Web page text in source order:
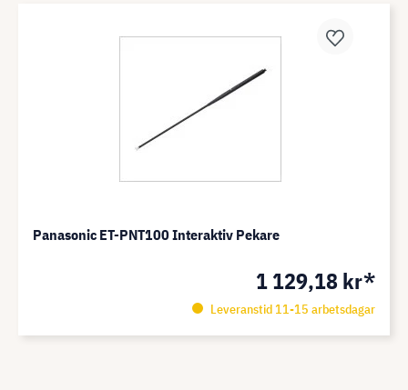
Panasonic ET-PNT100 Interaktiv Pekare
1 129,18 kr*
Leveranstid 11-15 arbetsdagar